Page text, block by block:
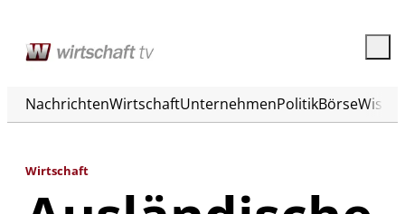
NachrichtenWirtschaftUnternehmenPolitikBörse
Wirtschaft